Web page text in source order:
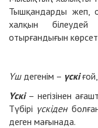
Тышқандарды жеп,
халқын
отырғандығын
Үш дегенім – үскіғой,
Үскі– негізінен
Түбірі үскіден
деген мағынада.